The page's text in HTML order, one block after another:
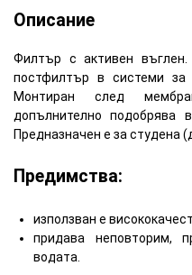
Описание
Филтър с активен
постфилтър в системи за
Монтиран след
допълнително подобрява
Предназначен е за студена
Предимства:
използван е
придава неповторим,
водата.